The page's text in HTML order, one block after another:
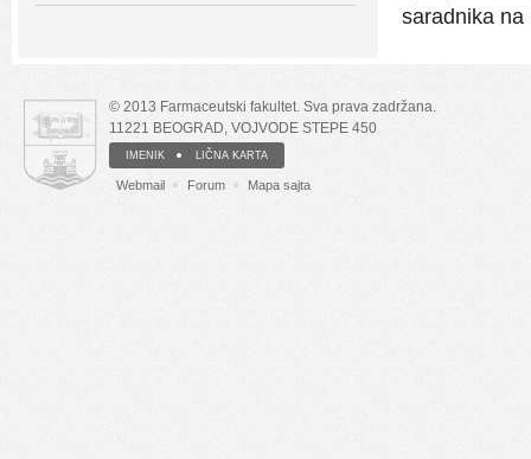
saradnika na
© 2013 Farmaceutski fakultet. Sva prava zadržana.
11221 BEOGRAD, VOJVODE STEPE 450
IMENIK LIČNA KARTA
Webmail Forum Mapa sajta